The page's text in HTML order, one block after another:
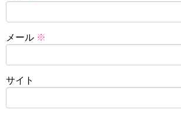
メール ※
サイト